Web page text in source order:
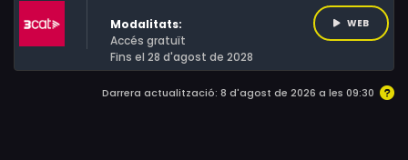
vehicle blindat amb els reclusos i es converteix en el seu
únic obstacle.
Modalitats:
Accés gratuït
Fins el 28 d'agost de 2028
WEB
Darrera actualització: 8 d'agost de 2026 a les 09:30